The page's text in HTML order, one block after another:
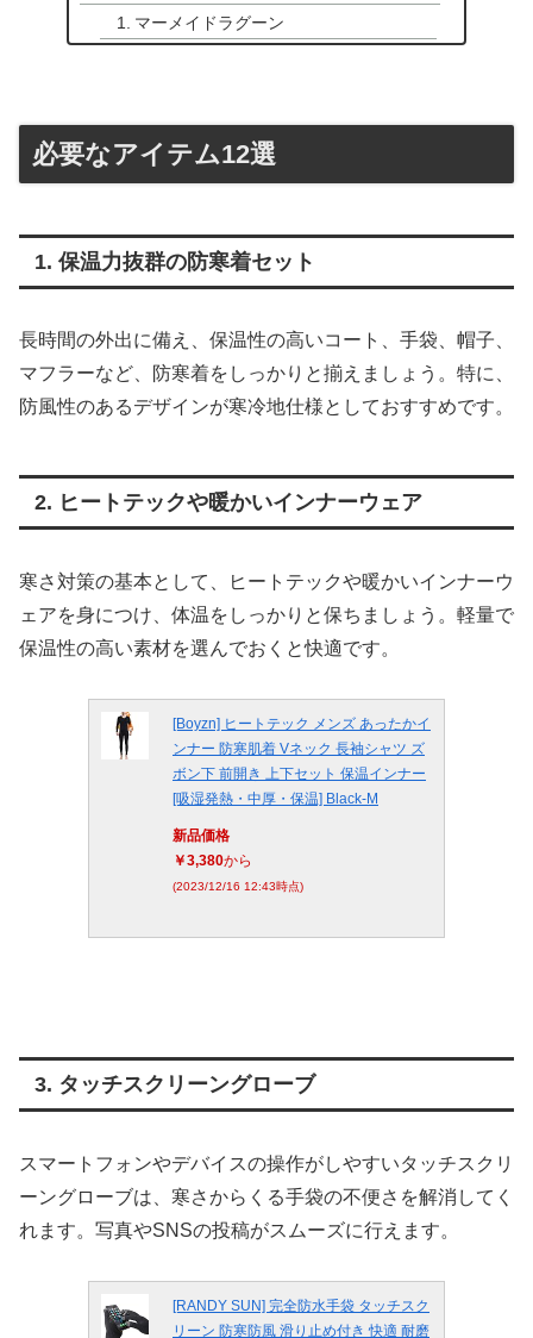
マーメイドラグーン
必要なアイテム12選
1. 保温力抜群の防寒着セット
長時間の外出に備え、保温性の高いコート、手袋、帽子、
マフラーなど、防寒着をしっかりと揃えましょう。特に、
防風性のあるデザインが寒冷地仕様としておすすめです。
2. ヒートテックや暖かいインナーウェア
寒さ対策の基本として、ヒートテックや暖かいインナーウ
ェアを身につけ、体温をしっかりと保ちましょう。軽量で
保温性の高い素材を選んでおくと快適です。
[Boyzn] ヒートテック メンズ あったかイ
ンナー 防寒肌着 Vネック 長袖シャツ ズ
ボン下 前開き 上下セット 保温インナー
[吸湿発熱・中厚・保温] Black-M
新品価格
￥3,380から
(2023/12/16 12:43時点)
3. タッチスクリーングローブ
スマートフォンやデバイスの操作がしやすいタッチスクリ
ーングローブは、寒さからくる手袋の不便さを解消してく
れます。写真やSNSの投稿がスムーズに行えます。
[RANDY SUN] 完全防水手袋 タッチスク
リーン 防寒防風 滑り止め付き 快適 耐磨